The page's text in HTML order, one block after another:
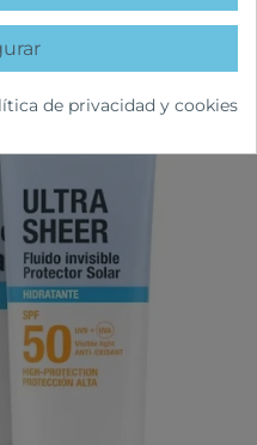
de privacidad y cookies